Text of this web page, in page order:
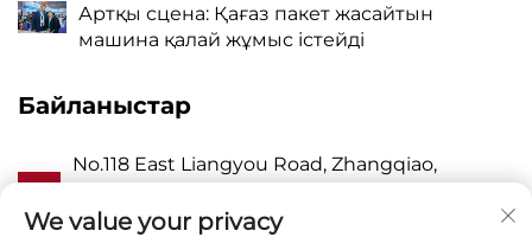
Артқы сцена: Қағаз пакет жасайтын
машина қалай жұмыс істейді
Байланыстар
А
No.118 East Liangyou Road, Zhangqiao,
Wanquan Town, Pingyang, Wenzhou City,
Zhejiang P.R. China 325409
We value your privacy